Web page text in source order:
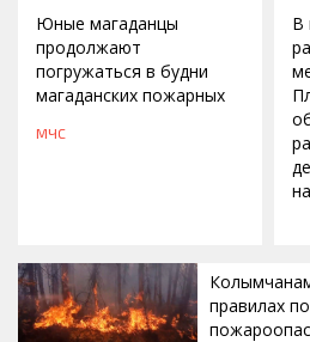
Юные магаданцы
продолжают
погружаться в будни
магаданских пожарных
МЧС
В
правилах